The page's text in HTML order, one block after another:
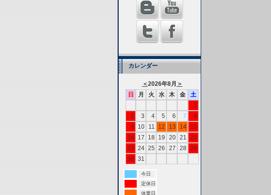
カレンダー
＜2026年8月 ＞
日
月 火 水 木 金
土
1
2
3 4 5 6 7
8
9
10 11 12 13 14
15
16
17 18 19 20 21
22
23 24 25 26 27 28
29
30 31
今日
定休日
休業日